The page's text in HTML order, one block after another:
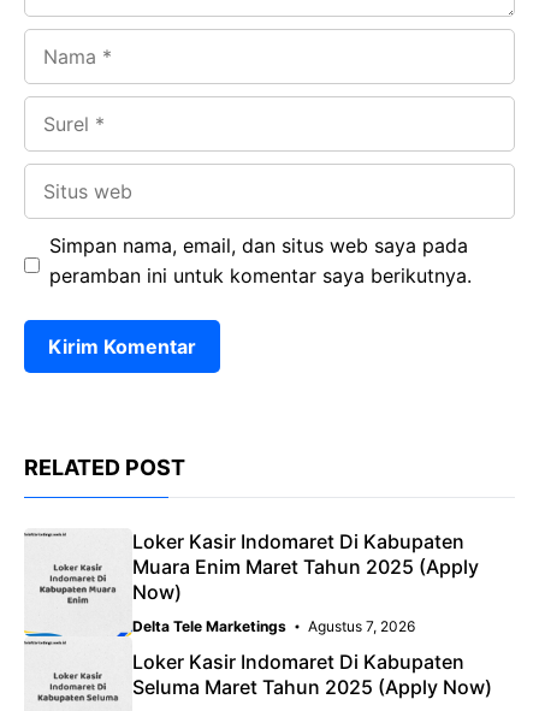
Simpan nama, email, dan situs web saya pada
peramban ini untuk komentar saya berikutnya.
RELATED POST
Loker Kasir Indomaret Di Kabupaten
Muara Enim Maret Tahun 2025 (Apply
Now)
Delta Tele Marketings Agustus 7, 2026
Loker Kasir Indomaret Di Kabupaten
Seluma Maret Tahun 2025 (Apply Now)